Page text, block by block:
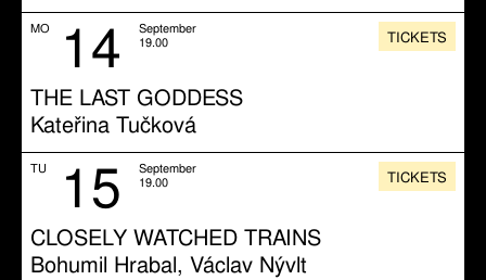
MO 14
September
19.00
THE LAST GODDESS
Kateřina Tučková
TICKETS
TU 15
September
19.00
CLOSELY WATCHED TRAINS
Bohumil Hrabal, Václav Nývlt
TICKETS